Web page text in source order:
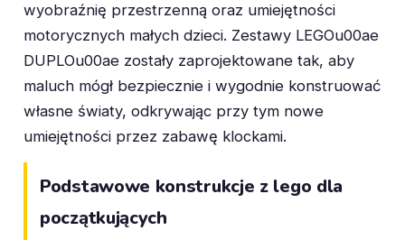
wyobraźnię przestrzenną oraz umiejętności
motorycznych małych dzieci. Zestawy LEGOu00ae
DUPLOu00ae zostały zaprojektowane tak, aby
maluch mógł bezpiecznie i wygodnie konstruować
własne światy, odkrywając przy tym nowe
umiejętności przez zabawę klockami.
Podstawowe konstrukcje z lego dla
początkujących